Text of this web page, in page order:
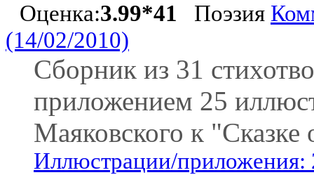
Оценка:3.99*41 Поэзия
(14/02/2010)
Сборник из 31
приложением 25
Маяковского к "Сказке
Иллюстрации/приложения: